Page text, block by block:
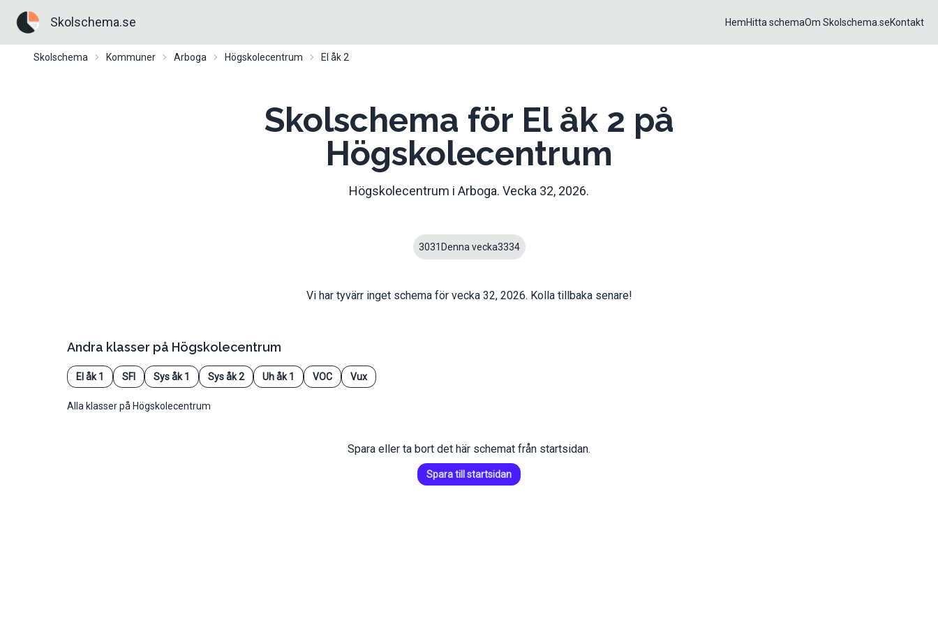
Skolschema.se HemHitta schemaOm Skolschema.seKontakt
Skolschema Kommuner Arboga Högskolecentrum El åk 2
Skolschema för El åk 2 på
Högskolecentrum
Högskolecentrum i Arboga. Vecka 32, 2026.
3031 Denna vecka3334
Vi har tyvärr inget schema för vecka 32, 2026. Kolla tillbaka senare!
Andra klasser på Högskolecentrum
El åk 1 SFI Sys åk 1 Sys åk 2 Uh åk 1 VOC Vux
Alla klasser på Högskolecentrum
Spara eller ta bort det här schemat från startsidan.
Spara till startsidan